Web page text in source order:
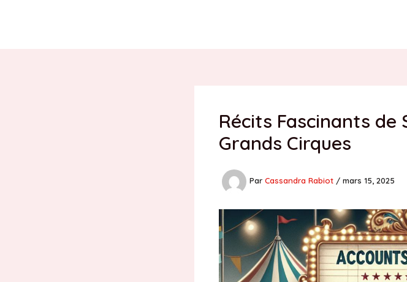
Récits Fascinants de
Grands Cirques
Par Cassandra Rabiot / mars 15, 2025